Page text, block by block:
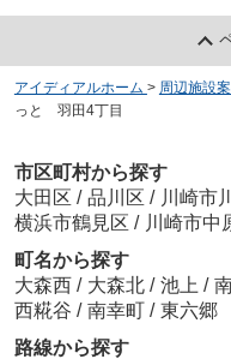
アイディアルホーム > 周辺施設
っと 羽田4丁目
市区町村から探す
大田区 / 品川区 / 川崎市
横浜市鶴見区 / 川崎市中
町名から探す
大森西 / 大森北 / 池上 /
西糀谷 / 南幸町 / 東六郷
路線から探す